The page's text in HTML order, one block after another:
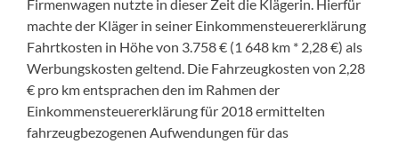
Firmenwagen nutzte in dieser Zeit die Klägerin. Hierfür
machte der Kläger in seiner Einkommensteuererklärung
Fahrtkosten in Höhe von 3.758 € (1 648 km * 2,28 €) als
Werbungskosten geltend. Die Fahrzeugkosten von 2,28
€ pro km entsprachen den im Rahmen der
Einkommensteuererklärung für 2018 ermittelten
fahrzeugbezogenen Aufwendungen für das